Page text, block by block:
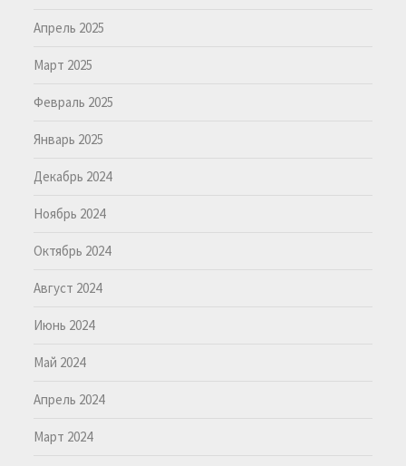
Апрель 2025
Март 2025
Февраль 2025
Январь 2025
Декабрь 2024
Ноябрь 2024
Октябрь 2024
Август 2024
Июнь 2024
Май 2024
Апрель 2024
Март 2024